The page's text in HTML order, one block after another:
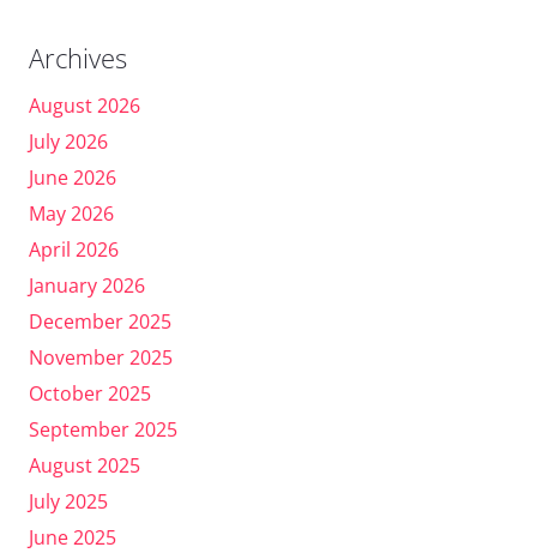
Archives
August 2026
July 2026
June 2026
May 2026
April 2026
January 2026
December 2025
November 2025
October 2025
September 2025
August 2025
July 2025
June 2025